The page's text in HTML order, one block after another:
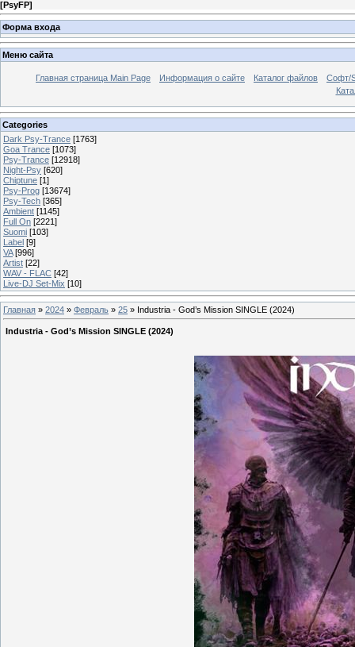
[PsyFP]
Форма входа
Меню сайта
Главная страница Main Page Информация о сайте Каталог файлов
Софт/
Categories
Dark Psy-Trance [1763]
Goa Trance [1073]
Psy-Trance [12918]
Night-Psy [620]
Chiptune [1]
Psy-Prog [13674]
Psy-Tech [365]
Ambient [1145]
Full On [2221]
Suomi [103]
Label [9]
VA [996]
Artist [22]
WAV - FLAC [42]
Live-DJ Set-Mix [10]
Главная » 2024 » Февраль » 25 » Industria - God’s Mission SINGLE (2024)
Industria - God’s Mission SINGLE (2024)